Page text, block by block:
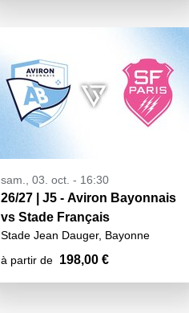
sam., 03. oct. - 16:30
26/27 | J5 - Aviron Bayonnais
vs Stade Français
Stade Jean Dauger, Bayonne
à partir de 198,00 €